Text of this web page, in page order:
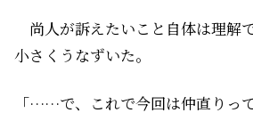
尚人が訴えたいこと自体は理解
小さくうなずいた。
「……で、これで今回は仲直りっ